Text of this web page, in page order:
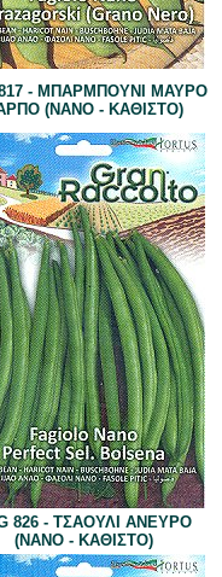
817 - ΜΠΑΡΜΠΟΥΝΙ ΜΑΥΡΟ
(ΝΑΝΟ - ΚΑΘΙΣΤΟ)
826 - ΤΣΑΟΥΛΙ ΑΝΕΥΡΟ
(ΝΑΝΟ - ΚΑΘΙΣΤΟ)